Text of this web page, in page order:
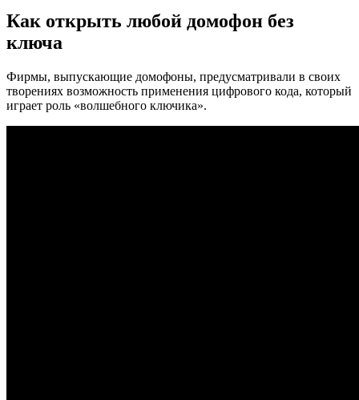
Как открыть любой домофон без
ключа
Фирмы, выпускающие домофоны, предусматривали в своих
творениях возможность применения цифрового кода, который
играет роль «волшебного ключика».